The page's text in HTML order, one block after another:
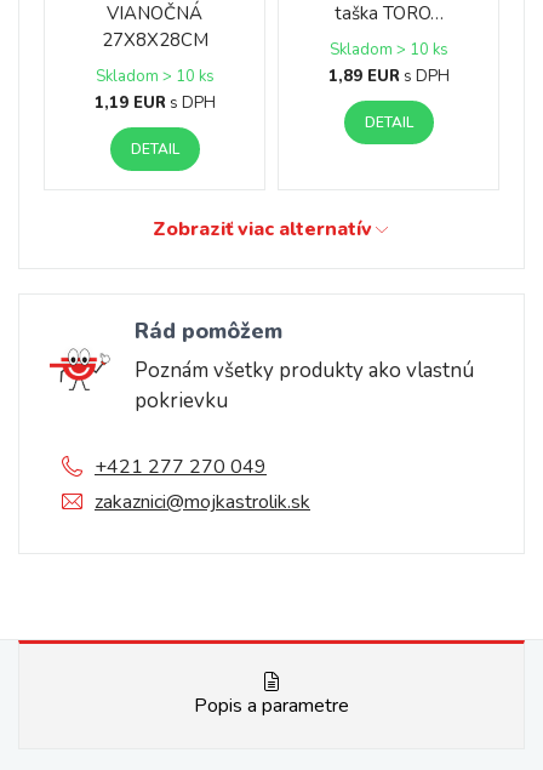
VIANOČNÁ
27X8X28CM
Skladom > 10 ks
1,19 EUR s DPH
DETAIL
taška TORO…
Skladom > 10 ks
1,89 EUR s DPH
DETAIL
Zobraziť viac alternatív
Rád pomôžem
Poznám všetky produkty ako vlastnú
pokrievku
+421 277 270 049
zakaznici@mojkastrolik.sk
Popis a parametre